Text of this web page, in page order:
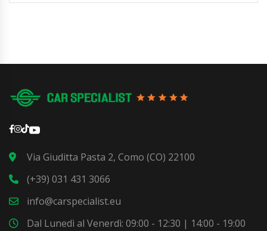
Via Giuditta Pasta 2, Como (CO) 22100
(+39) 031 431 3066
info@carspecialist.eu
Dal Lunedì al Venerdì: 09:00 - 12:30 | 14:00 - 19:00